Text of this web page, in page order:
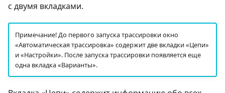
с двумя вкладками.
Примечание! До первого запуска трассировки окно
«Автоматическая трассировка» содержит две вкладки «Цепи»
и «Настройки». После запуска трассировки появляется еще
одна вкладка «Варианты».